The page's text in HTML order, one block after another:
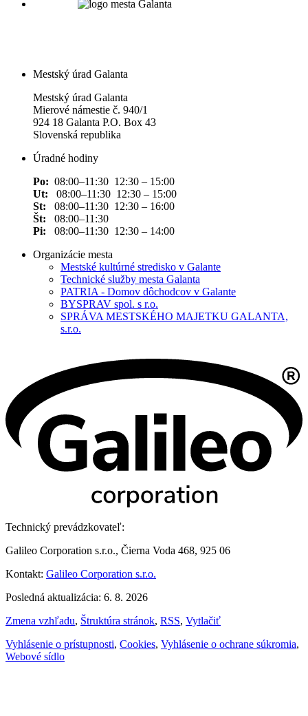
Mestský úrad Galanta
Mestský úrad Galanta
Mierové námestie č. 940/1
924 18 Galanta P.O. Box 43
Slovenská republika
Úradné hodiny
Po: 08:00–11:30 12:30 – 15:00
Ut: 08:00–11:30 12:30 – 15:00
St: 08:00–11:30 12:30 – 16:00
Št: 08:00–11:30
Pi: 08:00–11:30 12:30 – 14:00
Organizácie mesta
Mestské kultúrné stredisko v Galante
Technické služby mesta Galanta
PATRIA - Domov dôchodcov v Galante
BYSPRAV spol. s r.o.
SPRÁVA MESTSKÉHO MAJETKU GALANTA,
s.r.o.
Technický prevádzkovateľ:
Galileo Corporation s.r.o., Čierna Voda 468, 925 06
Kontakt: Galileo Corporation s.r.o.
Posledná aktualizácia: 6. 8. 2026
Zmena vzhľadu, Štruktúra stránok, RSS, Vytlačiť
Vyhlásenie o prístupnosti, Cookies, Vyhlásenie o ochrane súkromia,
Webové sídlo